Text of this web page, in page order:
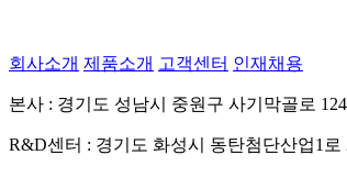
회사소개 제품소개 고객센터 인재채용
본사 : 경기도 성남시 중원구 사기막골로
R&D센터 : 경기도 화성시 동탄첨단산업1